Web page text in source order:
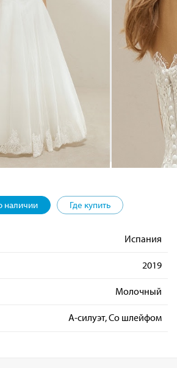
наличии Где купить
Испания
2019
Молочный
А-силуэт, Со шлейфом